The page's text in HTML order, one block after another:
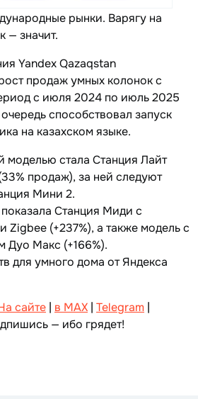
рынки. Варягу на
— значит.
Yandex Qazaqstan
продаж умных колонок с
с июля 2024 по июль 2025
способствовал запуск
на казахском языке.
стала Станция Лайт
продаж), за ней следуют
Мини 2.
Станция Миди с
Zigbee (+237%), а также модель с
Дуо Макс (+166%).
для умного дома от Яндекса
сайте | в MAX | Telegram |
— ибо грядет!